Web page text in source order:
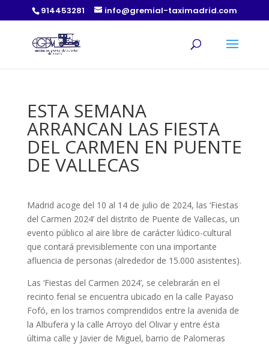
914453281 info@gremial-taximadrid.com
ESTA SEMANA
ARRANCAN LAS FIESTA
DEL CARMEN EN PUENTE
DE VALLECAS
Madrid acoge del 10 al 14 de julio de 2024, las ‘Fiestas
del Carmen 2024’ del distrito de Puente de Vallecas, un
evento público al aire libre de carácter lúdico-cultural
que contará previsiblemente con una importante
afluencia de personas (alrededor de 15.000 asistentes).
Las ‘Fiestas del Carmen 2024’, se celebrarán en el
recinto ferial se encuentra ubicado en la calle Payaso
Fofó, en los tramos comprendidos entre la avenida de
la Albufera y la calle Arroyo del Olivar y entre ésta
última calle y Javier de Miguel, barrio de Palomeras